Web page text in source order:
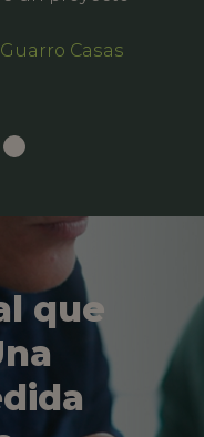
Casas
que